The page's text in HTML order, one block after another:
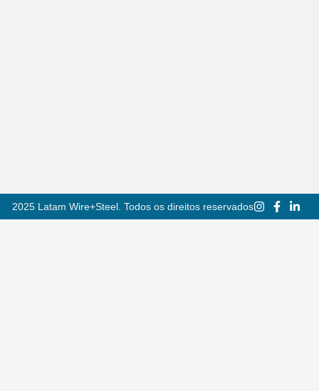
2025 Latam Wire+Steel. Todos os direitos reservados